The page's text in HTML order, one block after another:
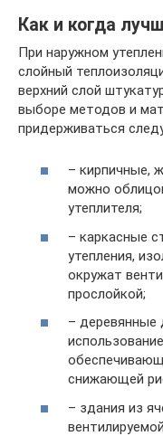
Как и когда
При наружном
слойный
верхний слой
выборе методов и
придерживаться
– кирпичные,
можно
утеплителя;
– каркасные
утепления,
окружат
прослойкой;
– деревянные
снижающей
– здания из